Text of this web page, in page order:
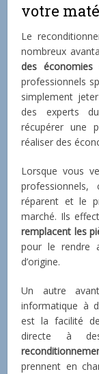
votre
Le
nombreux
des économies
professionnels
simplement
des experts
récupérer une
réaliser des
Lorsque vous
réparent et le
marché. Ils
remplacent les
pour le rendre
d’origine.
Un autre
informatique à
est la facilité
directe à
prennent en